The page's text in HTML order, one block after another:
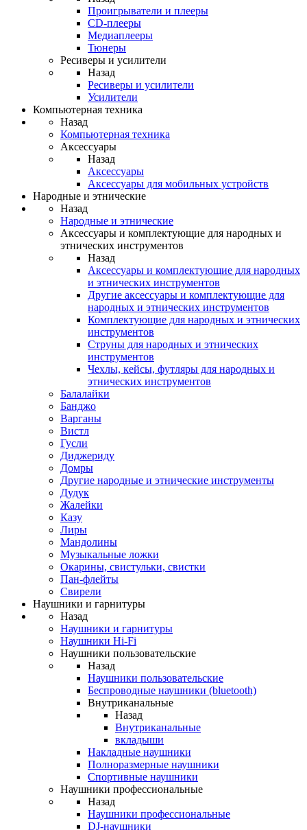
Проигрыватели и плееры
CD-плееры
Медиаплееры
Тюнеры
Ресиверы и усилители
Назад
Ресиверы и усилители
Усилители
Компьютерная техника
Назад
Компьютерная техника
Аксессуары
Назад
Аксессуары
Аксессуары для мобильных устройств
Народные и этнические
Назад
Народные и этнические
Аксессуары и комплектующие для народных и
этнических инструментов
Назад
Аксессуары и комплектующие для народных
и этнических инструментов
Другие аксессуары и комплектующие для
народных и этнических инструментов
Комплектующие для народных и этнических
инструментов
Струны для народных и этнических
инструментов
Чехлы, кейсы, футляры для народных и
этнических инструментов
Балалайки
Банджо
Варганы
Вистл
Гусли
Диджериду
Домры
Другие народные и этнические инструменты
Дудук
Жалейки
Казу
Лиры
Мандолины
Музыкальные ложки
Окарины, свистульки, свистки
Пан-флейты
Свирели
Наушники и гарнитуры
Назад
Наушники и гарнитуры
Наушники Hi-Fi
Наушники пользовательские
Назад
Наушники пользовательские
Беспроводные наушники (bluetooth)
Внутриканальные
Назад
Внутриканальные
вкладыши
Накладные наушники
Полноразмерные наушники
Спортивные наушники
Наушники профессиональные
Назад
Наушники профессиональные
DJ-наушники